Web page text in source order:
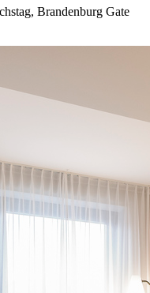
Brandenburg Gate